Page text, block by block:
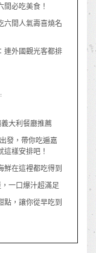
必吃美食！
六間人氣壽喜燒名
連外國觀光客都排
大利餐廳推薦
發，帶你吃遍嘉
樣安排吧！
鮮在這裡都吃得到
一口爆汁超滿足
點，讓你從早吃到